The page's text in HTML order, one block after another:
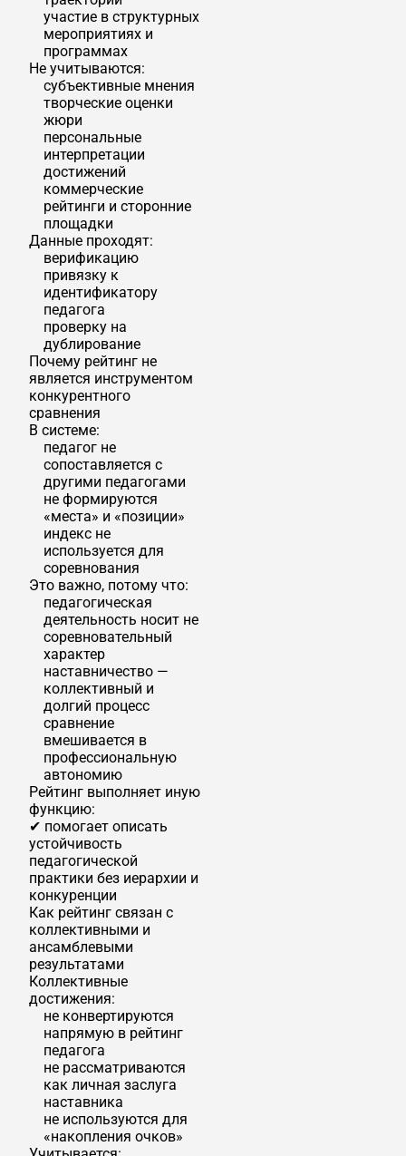
участие в структурных
мероприятиях и
программах
Не учитываются:
субъективные мнения
творческие оценки
жюри
персональные
интерпретации
достижений
коммерческие
рейтинги и сторонние
площадки
Данные проходят:
верификацию
привязку к
идентификатору
педагога
проверку на
дублирование
Почему рейтинг не
является инструментом
конкурентного
сравнения
В системе:
педагог не
сопоставляется с
другими педагогами
не формируются
«места» и «позиции»
индекс не
используется для
соревнования
Это важно, потому что:
педагогическая
деятельность носит не
соревновательный
характер
наставничество —
коллективный и
долгий процесс
сравнение
вмешивается в
профессиональную
автономию
Рейтинг выполняет иную
функцию:
✔ помогает описать
устойчивость
педагогической
практики без иерархии и
конкуренции
Как рейтинг связан с
коллективными и
ансамблевыми
результатами
Коллективные
достижения:
не конвертируются
напрямую в рейтинг
педагога
не рассматриваются
как личная заслуга
наставника
не используются для
«накопления очков»